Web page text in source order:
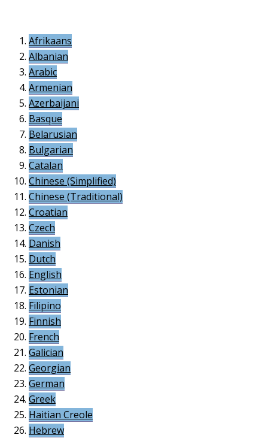
Afrikaans
Albanian
Arabic
Armenian
Azerbaijani
Basque
Belarusian
Bulgarian
Catalan
Chinese (Simplified)
Chinese (Traditional)
Croatian
Czech
Danish
Dutch
English
Estonian
Filipino
Finnish
French
Galician
Georgian
German
Greek
Haitian Creole
Hebrew